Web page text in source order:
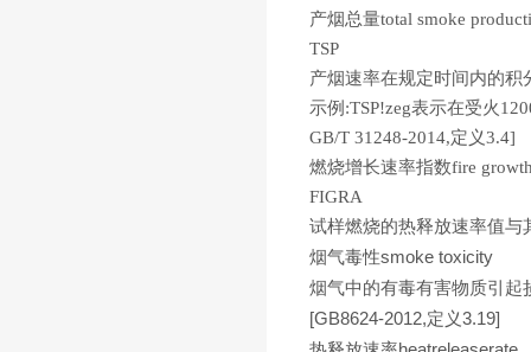
产烟总量total smoke
TSP
产烟速率在规定时间内的积
示例:TSP!zeg表示在受火
GB/T 31248-2014,定义3.4]
燃烧增长速率指数fire
FIGRA
试样燃烧的热释放速率值
烟气毒性smoke toxicity
烟气中的有毒有害物质引起
[GB8624-2012,定义3.19]